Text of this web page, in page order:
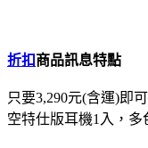
折扣 商品訊息特點
只要3,290元(含運)即
空特仕版耳機1入，多